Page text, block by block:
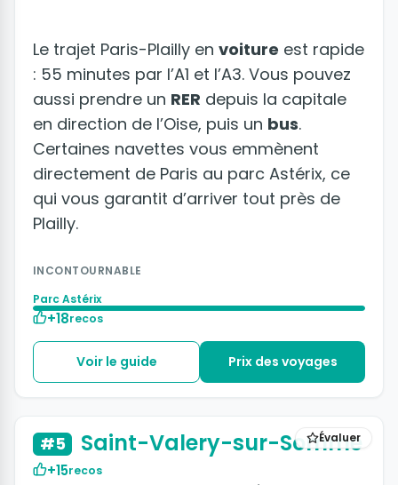
Le trajet Paris-Plailly en voiture est rapide
: 55 minutes par l’A1 et l’A3. Vous pouvez
aussi prendre un RER depuis la capitale
en direction de l’Oise, puis un bus.
Certaines navettes vous emmènent
directement de Paris au parc Astérix, ce
qui vous garantit d’arriver tout près de
Plailly.
INCONTOURNABLE
Parc Astérix
+18recos
Voir le guide Prix des voyages
Évaluer
#5 Saint-Valery-sur-Somme
+15recos